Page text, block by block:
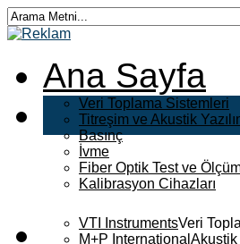
Ana Sayfa
Veri Toplama Sistemleri
Titreşim ve Akustik
Basınç
İvme
Fiber Optik Test ve
Kalibrasyon Cihazları
VTI InstrumentsVeri
M+P International Akustik